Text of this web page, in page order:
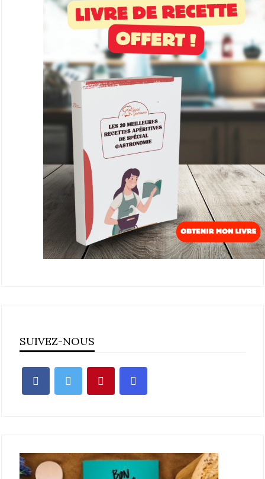
SUIVEZ-NOUS